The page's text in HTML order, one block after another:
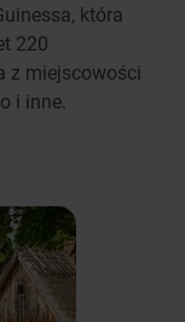
która
220
z miejscowości
i inne.